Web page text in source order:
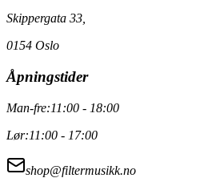
Skippergata 33,
0154 Oslo
Åpningstider
Man-fre:11:00 - 18:00
Lør:11:00 - 17:00
shop@filtermusikk.no